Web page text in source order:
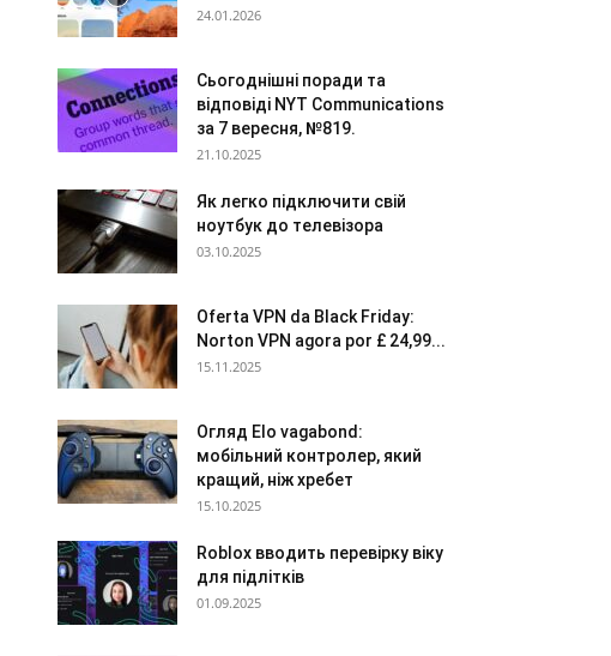
24.01.2026
Сьогоднішні поради та
відповіді NYT Communications
за 7 вересня, №819.
21.10.2025
Як легко підключити свій
ноутбук до телевізора
03.10.2025
Oferta VPN da Black Friday:
Norton VPN agora por £ 24,99...
15.11.2025
Огляд Elo vagabond:
мобільний контролер, який
кращий, ніж хребет
15.10.2025
Roblox вводить перевірку віку
для підлітків
01.09.2025